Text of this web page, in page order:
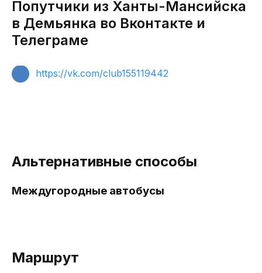
Попутчики из Ханты-Мансийска
в Демьянка во Вконтакте и
Телеграме
https://vk.com/club155119442
Альтернативные способы
Междугородные автобусы
Маршрут